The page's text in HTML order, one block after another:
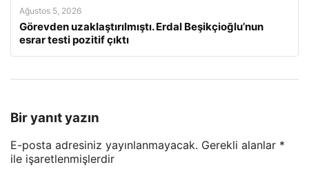
Ağustos 5, 2026
Görevden uzaklaştırılmıştı. Erdal Beşikçioğlu’nun
esrar testi pozitif çıktı
Bir yanıt yazın
E-posta adresiniz yayınlanmayacak. Gerekli alanlar *
ile işaretlenmişlerdir